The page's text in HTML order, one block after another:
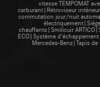
vitesse TEMPOMAT
carburant|Rétroviseur
commutation jour/nuit
chauffants|Smilicuir
ECO|Système
Mercedes-Benz|Tapis